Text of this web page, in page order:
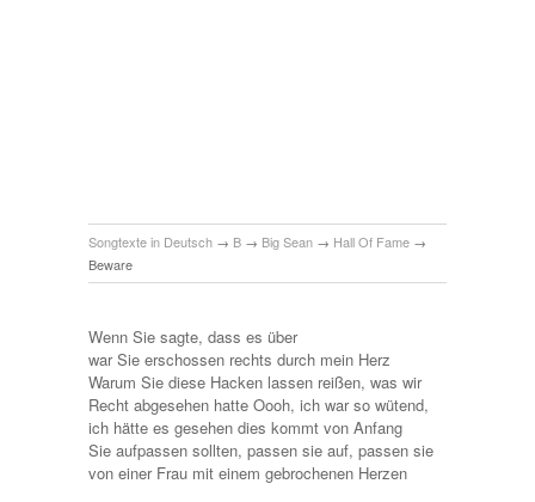
Songtexte in Deutsch → B → Big Sean → Hall Of Fame →
Beware
Wenn Sie sagte, dass es über
war Sie erschossen rechts durch mein Herz
Warum Sie diese Hacken lassen reißen, was wir
Recht abgesehen hatte Oooh, ich war so wütend,
ich hätte es gesehen dies kommt von Anfang
Sie aufpassen sollten, passen sie auf, passen sie
von einer Frau mit einem gebrochenen Herzen